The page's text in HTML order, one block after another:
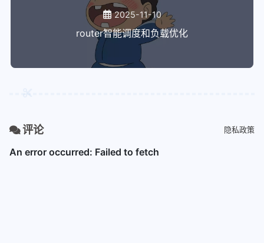
2025-11-10
router智能调度和负载优化
评论 隐私政策